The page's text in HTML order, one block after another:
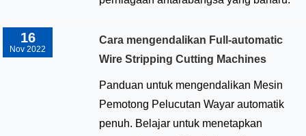
16
Nov 2022
Cara mengendalikan Full-automatic
Wire Stripping Cutting Machines
Panduan untuk mengendalikan Mesin
Pemotong Pelucutan Wayar automatik
penuh. Belajar untuk menetapkan